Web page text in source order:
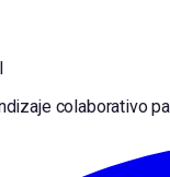
colaborativo